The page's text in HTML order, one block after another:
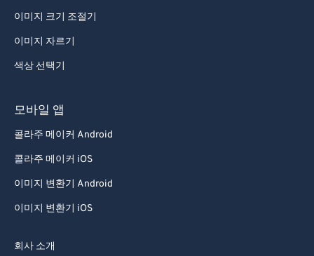
이미지 크기 조절기
이미지 자르기
색상 선택기
모바일 앱
콜라주 메이커 Android
콜라주 메이커 iOS
이미지 변환기 Android
이미지 변환기 iOS
회사 소개